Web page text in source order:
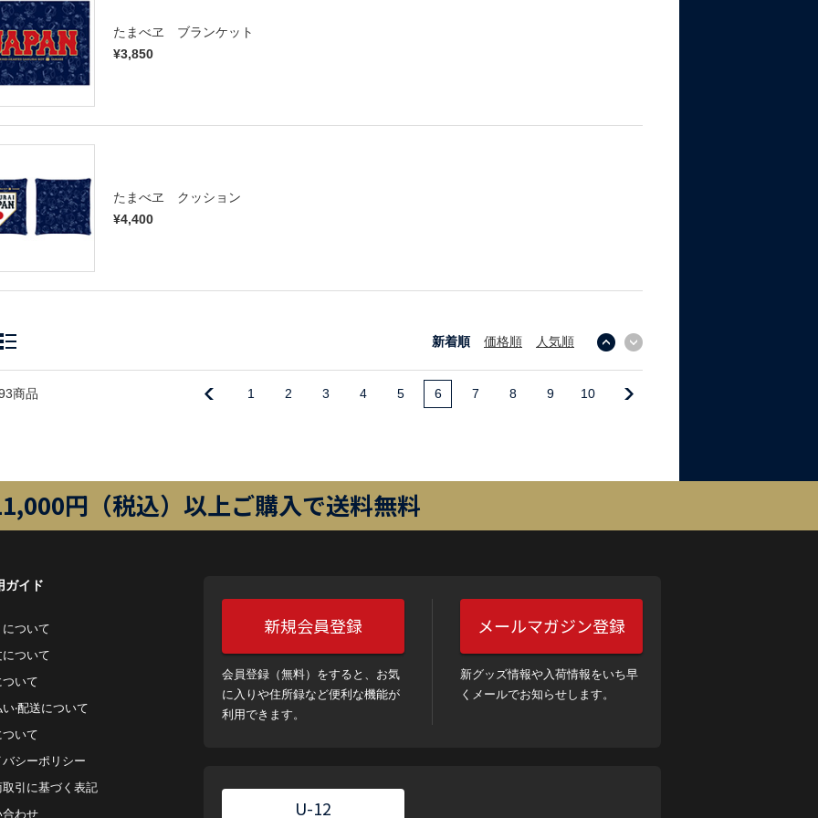
たまべヱ ブランケット
¥3,850
たまべヱ クッション
¥4,400
新着順 価格順 人気順
商品 1 2 3 4 5 6 7 8 9 10
円（税込）以上ご購入で送料無料
ガイド
ついて
ついて
いて
‧配送について
いて
シーポリシー
取引に基づく表記
合わせ
新規会員登録
会員登録（無料）をすると、お気
に入りや住所録など便利な機能が
利用できます。
メールマガジン登録
新グッズ情報や入荷情報をいち早
くメールでお知らせします。
U-12